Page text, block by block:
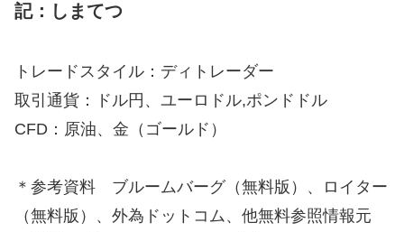
記：しまてつ
トレードスタイル：ディトレーダー
取引通貨：ドル円、ユーロドル,ポンドドル
CFD：原油、金（ゴールド）
＊参考資料 ブルームバーグ（無料版）、ロイター
（無料版）、外為ドットコム、他無料参照情報元